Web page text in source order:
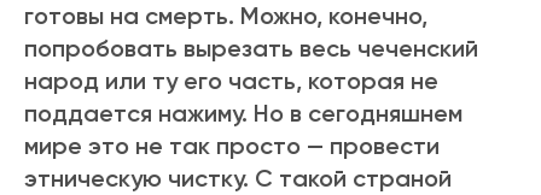
готовы на смерть. Можно, конечно,
попробовать вырезать весь чеченский
народ или ту его часть, которая не
поддается нажиму. Но в сегодняшнем
мире это не так просто — провести
этническую чистку. С такой страной